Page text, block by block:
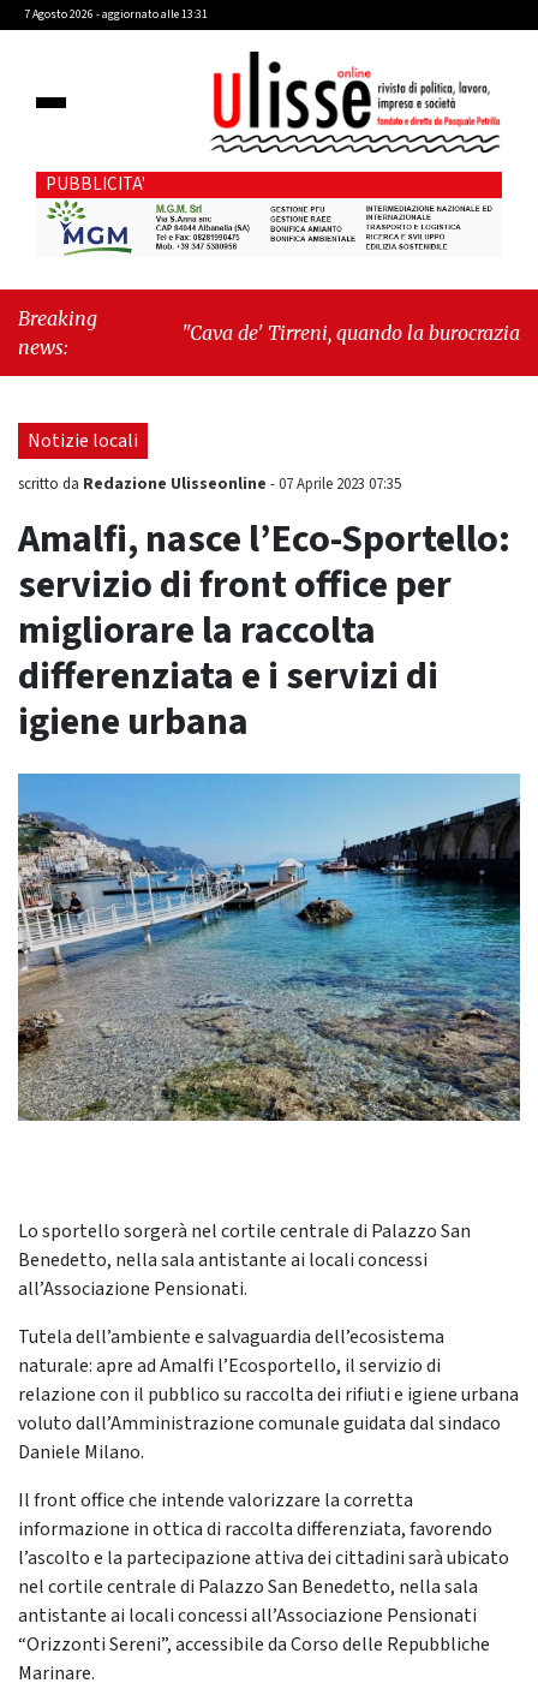
7 Agosto 2026 - aggiornato alle 13:31
PUBBLICITA'
Breaking
news:
"Cava de' Tirreni, quando la burocrazia
Notizie locali
scritto da Redazione Ulisseonline -07 Aprile 2023 07:35
Amalfi, nasce l’Eco-Sportello:
servizio di front office per
migliorare la raccolta
differenziata e i servizi di
igiene urbana
Lo sportello sorgerà nel cortile centrale di Palazzo San
Benedetto, nella sala antistante ai locali concessi
all’Associazione Pensionati.
Tutela dell’ambiente e salvaguardia dell’ecosistema
naturale: apre ad Amalfi l’Ecosportello, il servizio di
relazione con il pubblico su raccolta dei rifiuti e igiene urbana
voluto dall’Amministrazione comunale guidata dal sindaco
Daniele Milano.
Il front office che intende valorizzare la corretta
informazione in ottica di raccolta differenziata, favorendo
l’ascolto e la partecipazione attiva dei cittadini sarà ubicato
nel cortile centrale di Palazzo San Benedetto, nella sala
antistante ai locali concessi all’Associazione Pensionati
“Orizzonti Sereni”, accessibile da Corso delle Repubbliche
Marinare.